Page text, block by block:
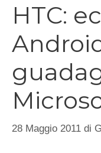
HTC:
28 Maggio 2011 di